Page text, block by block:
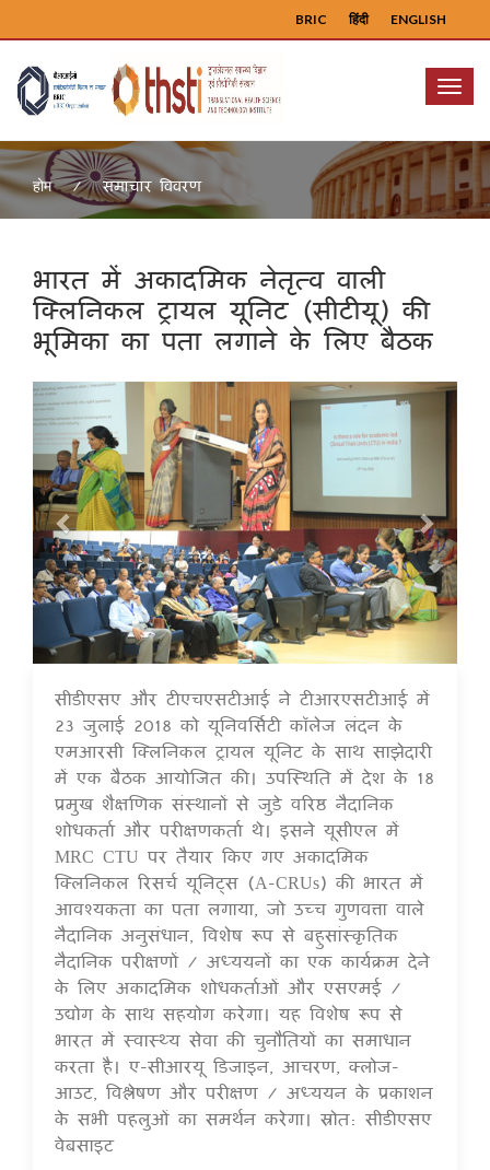
ENGLISH
हिंदी
BRIC
Menu
होम समाचार विवरण
भारत में अकादमिक नेतृत्व वाली
क्लिनिकल ट्रायल यूनिट (सीटीयू) की
भूमिका का पता लगाने के लिए बैठक
Previous Next
17 Jul 2020
सीडीएसए और टीएचएसटीआई ने टीआरएसटीआई में
23 जुलाई 2018 को यूनिवर्सिटी कॉलेज लंदन के
एमआरसी क्लिनिकल ट्रायल यूनिट के साथ साझेदारी
में एक बैठक आयोजित की। उपस्थिति में देश के 18
प्रमुख शैक्षणिक संस्थानों से जुड़े वरिष्ठ नैदानिक
शोधकर्ता और परीक्षणकर्ता थे। इसने यूसीएल में
MRC CTU पर तैयार किए गए अकादमिक
क्लिनिकल रिसर्च यूनिट्स (A-CRUs) की भारत में
आवश्यकता का पता लगाया, जो उच्च गुणवत्ता वाले
नैदानिक अनुसंधान, विशेष रूप से बहुसांस्कृतिक
नैदानिक परीक्षणों / अध्ययनों का एक कार्यक्रम देने
के लिए अकादमिक शोधकर्ताओं और एसएमई /
उद्योग के साथ सहयोग करेगा। यह विशेष रूप से
भारत में स्वास्थ्य सेवा की चुनौतियों का समाधान
करता है। ए-सीआरयू डिजाइन, आचरण, क्लोज-
आउट, विश्लेषण और परीक्षण / अध्ययन के प्रकाशन
के सभी पहलुओं का समर्थन करेगा। स्रोत: सीडीएसए
वेबसाइट